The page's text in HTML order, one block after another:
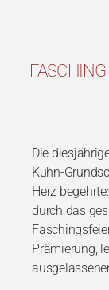
Die
Kuhn-
Herz begehrte:
durch das
Prämierung,